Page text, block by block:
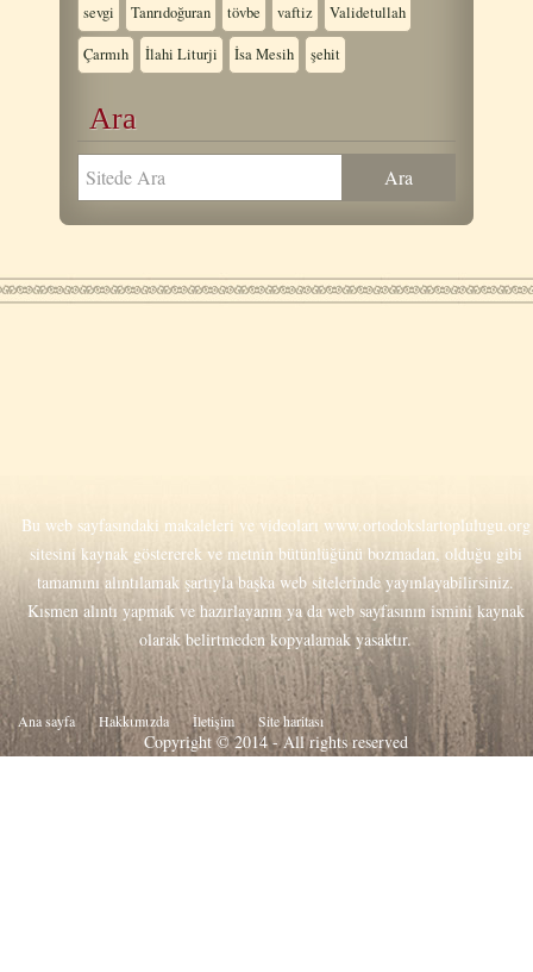
sevgi Tanrıdoğuran tövbe vaftiz Validetullah
Çarmıh İlahi Liturji İsa Mesih şehit
Ara
Bu web sayfasındaki makaleleri ve videoları www.ortodokslartoplulugu.org
sitesini kaynak göstererek ve metnin bütünlüğünü bozmadan, olduğu gibi
tamamını alıntılamak şartıyla başka web sitelerinde yayınlayabilirsiniz.
Kısmen alıntı yapmak ve hazırlayanın ya da web sayfasının ismini kaynak
olarak belirtmeden kopyalamak yasaktır.
Ana sayfa Hakkιmιzda İletişim Site haritası
Copyright © 2014 - All rights reserved